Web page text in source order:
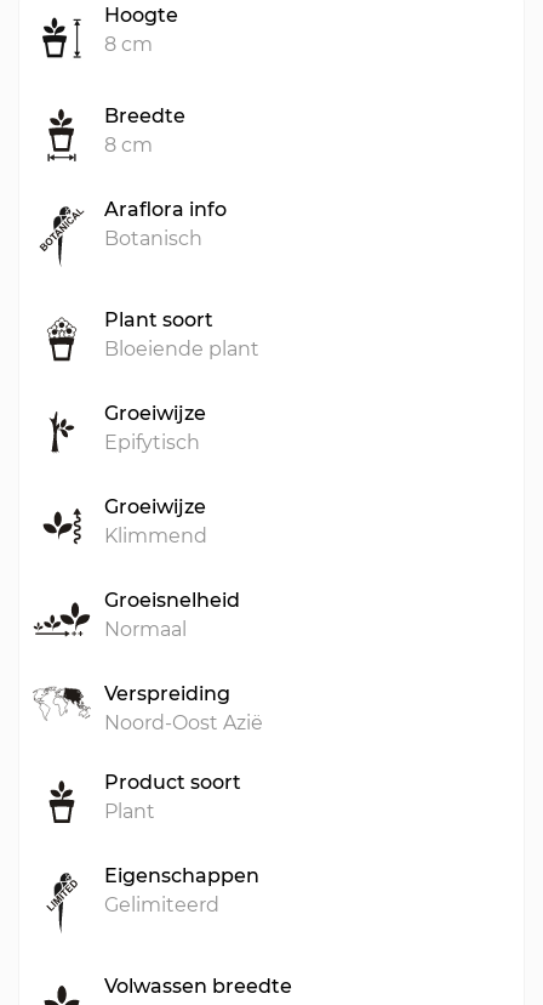
Hoogte
8 cm
Breedte
8 cm
Araflora info
Botanisch
Plant soort
Bloeiende plant
Groeiwijze
Epifytisch
Groeiwijze
Klimmend
Groeisnelheid
Normaal
Verspreiding
Noord-Oost Azië
Product soort
Plant
Eigenschappen
Gelimiteerd
Volwassen breedte